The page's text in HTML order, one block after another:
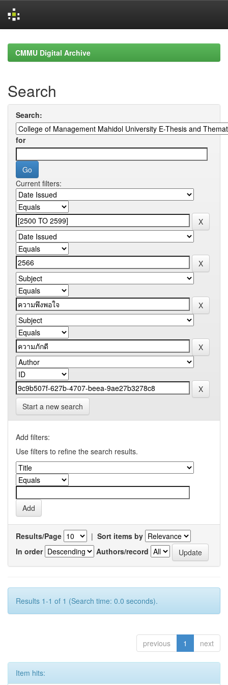
navigationCMMU Digital Archive
Search
Search:
for
Current filters:
Start a new search
Add filters:
Use filters to refine the search results.
Results/Page | Sort items by
In order
Authors/record
Results 1-1 of 1 (Search time: 0.0 seconds).
previous 1 next
Item hits: